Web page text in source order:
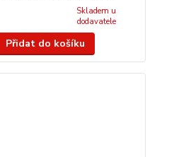
Skladem u
dodavatele
Přidat do košíku